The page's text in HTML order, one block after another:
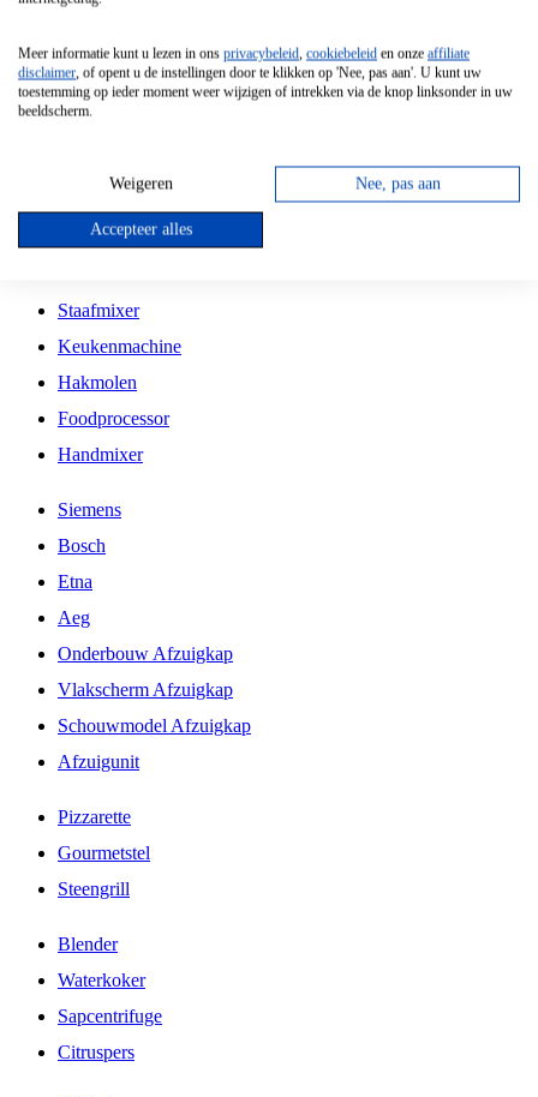
Vrijstaande Magnetron
Vrijstaande Kookplaat
Inbouw Gaskookplaat
Inbouw Keramische Kookplaat
Kookplaat Accessoires
Staafmixer
Keukenmachine
Hakmolen
Foodprocessor
Handmixer
Siemens
Bosch
Etna
Aeg
Onderbouw Afzuigkap
Vlakscherm Afzuigkap
Schouwmodel Afzuigkap
Afzuigunit
Pizzarette
Gourmetstel
Steengrill
Blender
Waterkoker
Sapcentrifuge
Citruspers
Meer informatie kunt u lezen in ons privacybeleid, cookiebeleid en onze affiliate
disclaimer, of opent u de instellingen door te klikken op 'Nee, pas aan'. U kunt uw
toestemming op ieder moment weer wijzigen of intrekken via de knop linksonder in uw
beeldscherm.
Weigeren Nee, pas aan
Accepteer alles